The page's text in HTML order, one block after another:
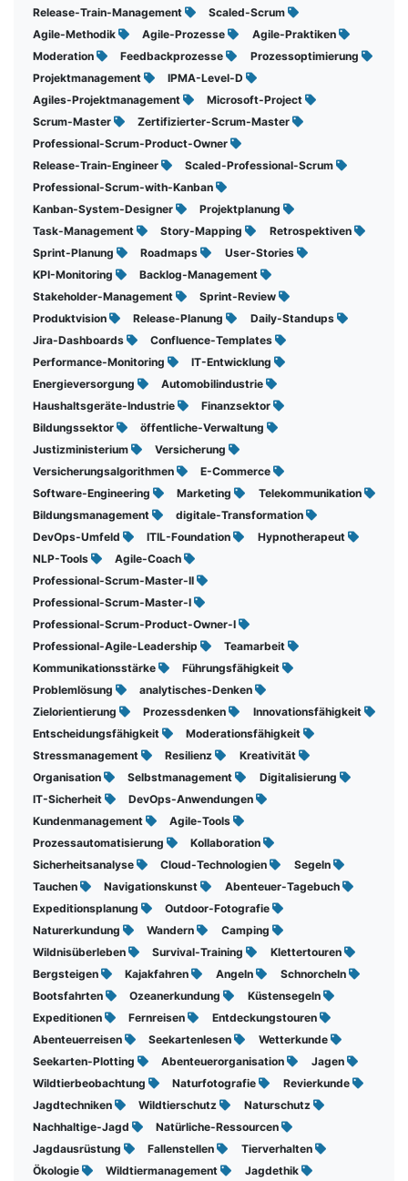
Release-Train-Management
Scaled-Scrum
Agile-Methodik
Agile-Prozesse
Agile-Praktiken
Moderation
Feedbackprozesse
Prozessoptimierung
Projektmanagement
IPMA-Level-D
Agiles-Projektmanagement
Microsoft-Project
Scrum-Master
Zertifizierter-Scrum-Master
Professional-Scrum-Product-Owner
Release-Train-Engineer
Scaled-Professional-Scrum
Professional-Scrum-with-Kanban
Kanban-System-Designer
Projektplanung
Task-Management
Story-Mapping
Retrospektiven
Sprint-Planung
Roadmaps
User-Stories
KPI-Monitoring
Backlog-Management
Stakeholder-Management
Sprint-Review
Produktvision
Release-Planung
Daily-Standups
Jira-Dashboards
Confluence-Templates
Performance-Monitoring
IT-Entwicklung
Energieversorgung
Automobilindustrie
Haushaltsgeräte-Industrie
Finanzsektor
Bildungssektor
öffentliche-Verwaltung
Justizministerium
Versicherung
Versicherungsalgorithmen
E-Commerce
Software-Engineering
Marketing
Telekommunikation
Bildungsmanagement
digitale-Transformation
DevOps-Umfeld
ITIL-Foundation
Hypnotherapeut
NLP-Tools
Agile-Coach
Professional-Scrum-Master-II
Professional-Scrum-Master-I
Professional-Scrum-Product-Owner-I
Professional-Agile-Leadership
Teamarbeit
Kommunikationsstärke
Führungsfähigkeit
Problemlösung
analytisches-Denken
Zielorientierung
Prozessdenken
Innovationsfähigkeit
Entscheidungsfähigkeit
Moderationsfähigkeit
Stressmanagement
Resilienz
Kreativität
Organisation
Selbstmanagement
Digitalisierung
IT-Sicherheit
DevOps-Anwendungen
Kundenmanagement
Agile-Tools
Prozessautomatisierung
Kollaboration
Sicherheitsanalyse
Cloud-Technologien
Segeln
Tauchen
Navigationskunst
Abenteuer-Tagebuch
Expeditionsplanung
Outdoor-Fotografie
Naturerkundung
Wandern
Camping
Wildnisüberleben
Survival-Training
Klettertouren
Bergsteigen
Kajakfahren Angeln
Schnorcheln
Bootsfahrten
Ozeanerkundung
Küstensegeln
Expeditionen
Fernreisen
Entdeckungstouren
Abenteuerreisen
Seekartenlesen
Wetterkunde
Seekarten-Plotting
Abenteuerorganisation
Jagen
Wildtierbeobachtung
Naturfotografie
Revierkunde
Jagdtechniken
Wildtierschutz
Naturschutz
Nachhaltige-Jagd
Natürliche-Ressourcen
Jagdausrüstung
Fallenstellen
Tierverhalten
Ökologie
Wildtiermanagement
Jagdethik